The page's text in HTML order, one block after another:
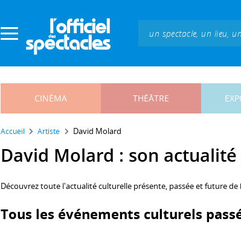
CINÉMA THÉÂTRE
Accueil Artiste David Molard
David Molard : son
Découvrez toute l'actualité culturelle présente, passée et future de
Tous les événements culturels